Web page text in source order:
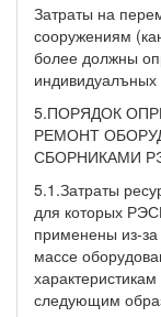
Затраты на
сооружениям
более должны
5.ПОРЯДОК
РЕМОНТ
СБОРНИКАМИ
5.1.Затраты
для которых
применены из-
массе
следующим